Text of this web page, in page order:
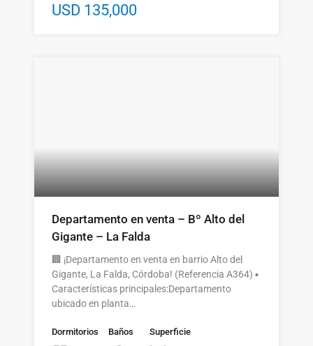
USD 135,000
Departamento en venta – Bº Alto del
Gigante – La Falda
🏢 ¡Departamento en venta en barrio Alto del
Gigante, La Falda, Córdoba! (Referencia A364) ▪️
Características principales:Departamento
ubicado en planta…
Dormitorios Baños Superficie